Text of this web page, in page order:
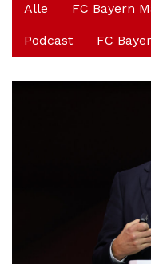
Alle FC Bayern
Podcast FC